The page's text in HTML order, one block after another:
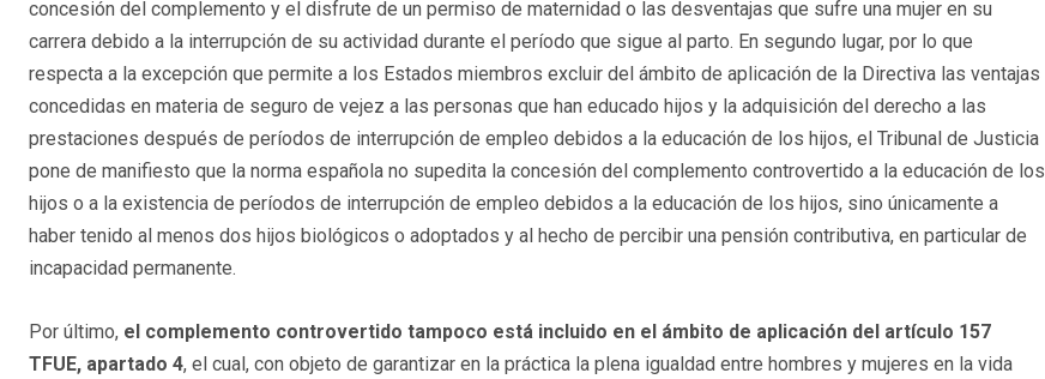
concesión del complemento y el disfrute de un permiso de maternidad o las desventajas que sufre una mujer en su
carrera debido a la interrupción de su actividad durante el período que sigue al parto. En segundo lugar, por lo que
respecta a la excepción que permite a los Estados miembros excluir del ámbito de aplicación de la Directiva las ventajas
concedidas en materia de seguro de vejez a las personas que han educado hijos y la adquisición del derecho a las
prestaciones después de períodos de interrupción de empleo debidos a la educación de los hijos, el Tribunal de Justicia
pone de manifiesto que la norma española no supedita la concesión del complemento controvertido a la educación de los
hijos o a la existencia de períodos de interrupción de empleo debidos a la educación de los hijos, sino únicamente a
haber tenido al menos dos hijos biológicos o adoptados y al hecho de percibir una pensión contributiva, en particular de
incapacidad permanente.
Por último, el complemento controvertido tampoco está incluido en el ámbito de aplicación del artículo 157
TFUE, apartado 4, el cual, con objeto de garantizar en la práctica la plena igualdad entre hombres y mujeres en la vida